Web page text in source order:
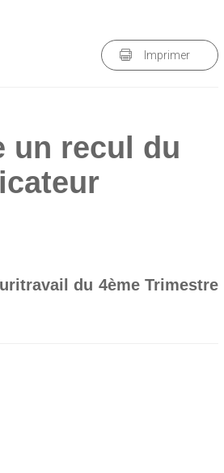
Imprimer
un recul du
du 4ème Trimestre